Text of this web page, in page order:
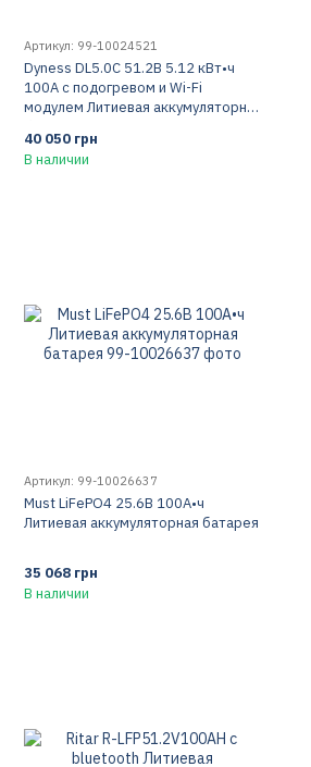
Артикул: 99-10024521
Dyness DL5.0C 51.2В 5.12 кВт•ч
100А с подогревом и Wi-Fi
модулем Литиевая аккумуляторная
40 050 грн
В наличии
Артикул: 99-10026637
Must LiFePO4 25.6В 100А•ч
Литиевая аккумуляторная батарея
35 068 грн
В наличии